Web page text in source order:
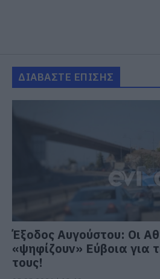
ΔΙΑΒΑΣΤΕ ΕΠΙΣΗΣ
Έξοδος Αυγούστου: Οι
«ψηφίζουν» Εύβοια για
τους!